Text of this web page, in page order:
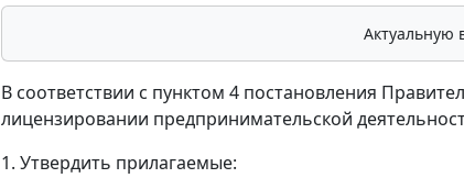
Актуальную
В соответствии с пунктом 4 постановления
лицензировании предпринимательской
1. Утвердить прилагаемые: